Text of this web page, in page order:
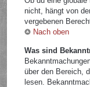
nicht, hängt von
vergebenen
Nach oben
Was sind
über den Bereich,
lesen.